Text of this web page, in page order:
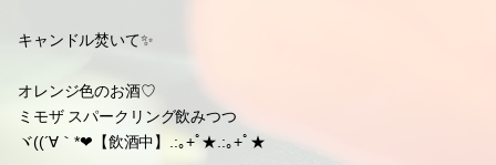
キャンドル焚いて✨
オレンジ色のお酒♡
ミモザ スパークリング飲みつつ
ヾ((´∀｀*❤【飲酒中】.:｡+ﾟ★.:｡+ﾟ★